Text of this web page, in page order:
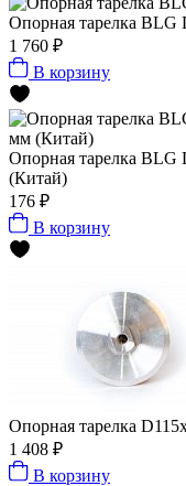
Опорная тарелка
1 760 ₽
В корзину
Опорная тарелка BLG
(Китай)
176 ₽
В корзину
Опорная тарелка
1 408 ₽
В корзину